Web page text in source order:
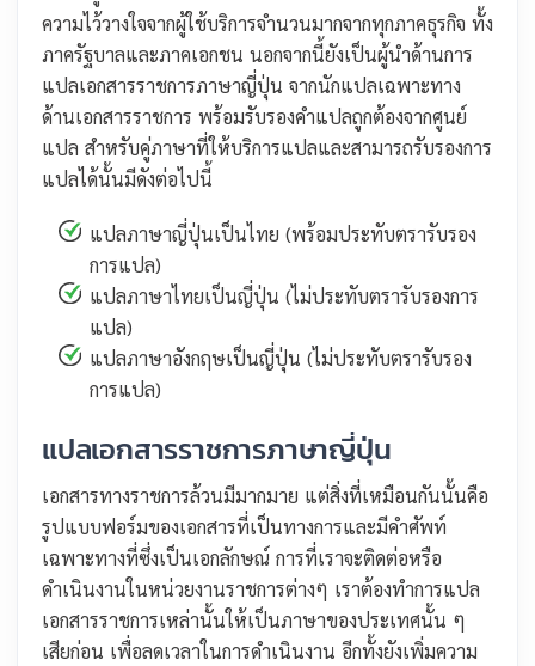
ความไว้วางใจจากผู้ใช้บริการจำนวนมากจากทุกภาคธุรกิจ ทั้ง
ภาครัฐบาลและภาคเอกชน นอกจากนี้ยังเป็นผู้นำด้านการ
แปลเอกสารราชการภาษาญี่ปุ่น จากนักแปลเฉพาะทาง
ด้านเอกสารราชการ พร้อมรับรองคำแปลถูกต้องจากศูนย์
แปล สำหรับคู่ภาษาที่ให้บริการแปลและสามารถรับรองการ
แปลได้นั้นมีดังต่อไปนี้
แปลภาษาญี่ปุ่นเป็นไทย (พร้อมประทับตรารับรอง
การแปล)
แปลภาษาไทยเป็นญี่ปุ่น (ไม่ประทับตรารับรองการ
แปล)
แปลภาษาอังกฤษเป็นญี่ปุ่น (ไม่ประทับตรารับรอง
การแปล)
แปลเอกสารราชการภาษาญี่ปุ่น
เอกสารทางราชการล้วนมีมากมาย แต่สิ่งที่เหมือนกันนั้นคือ
รูปแบบฟอร์มของเอกสารที่เป็นทางการและมีคำศัพท์
เฉพาะทางที่ซึ่งเป็นเอกลักษณ์ การที่เราจะติดต่อหรือ
ดำเนินงานในหน่วยงานราชการต่างๆ เราต้องทำการแปล
เอกสารราชการเหล่านั้นให้เป็นภาษาของประเทศนั้น ๆ
เสียก่อน เพื่อลดเวลาในการดำเนินงาน อีกทั้งยังเพิ่มความ